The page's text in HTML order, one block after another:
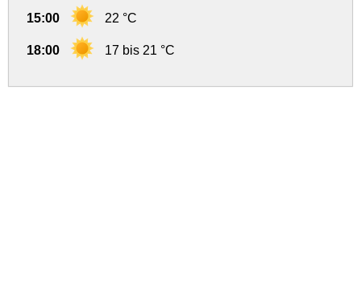
15:00 22 °C
18:00 17 bis 21 °C